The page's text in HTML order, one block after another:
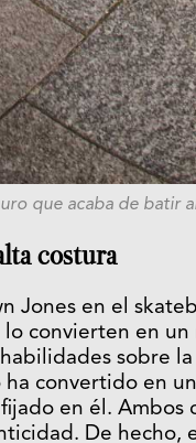
que acaba de batir
costura
Jones en el
lo convierten en
sobre
convertido en
en él.
De hecho,